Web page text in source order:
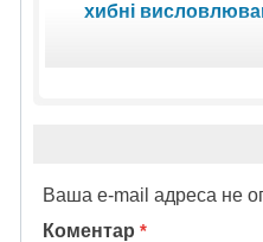
хибні
Ваша e-mail адреса не
Коментар *